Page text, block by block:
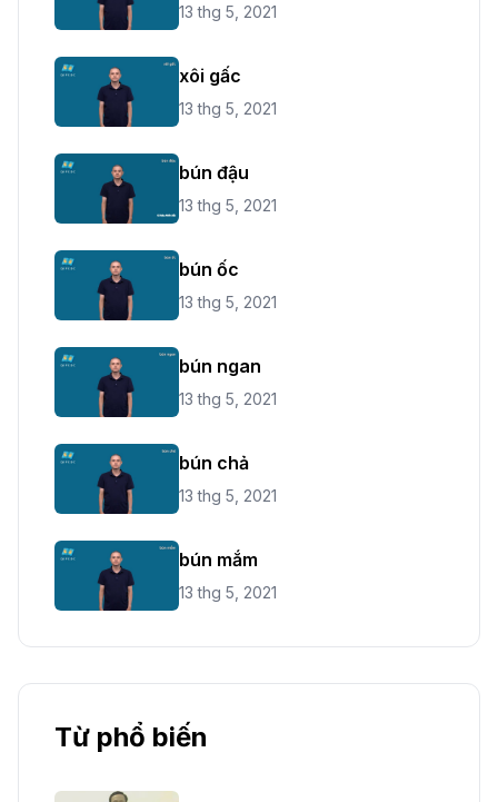
13 thg 5, 2021
xôi gấc
13 thg 5, 2021
bún đậu
13 thg 5, 2021
bún ốc
13 thg 5, 2021
bún ngan
13 thg 5, 2021
bún chả
13 thg 5, 2021
bún mắm
13 thg 5, 2021
Từ phổ biến